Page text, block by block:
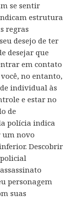
se sentir
estrutura
regras
desejo de ter
desejar que
em contato
no entanto,
individual às
e estar no
de
polícia indica
um novo
Descobrir
personagem
suas